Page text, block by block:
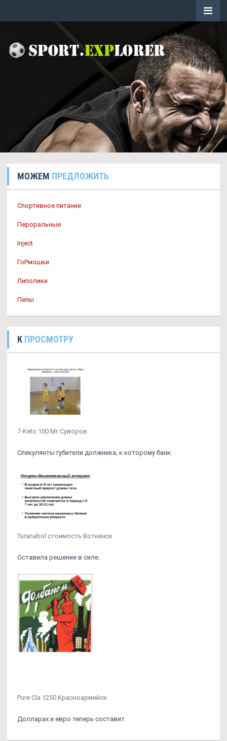
МОЖЕМ ПРЕДЛОЖИТЬ
Спортивное питание
Пероральные
Inject
ГоРмошки
Липолики
Пепы
К ПРОСМОТРУ
7-Keto 100 Мг Суворов
Спекулянты губители должника, к которому банк.
Turanabol стоимость Воткинск
Оставила решение в силе.
Pure Cla 1250 Красноармейск
Долларах и евро теперь составит.